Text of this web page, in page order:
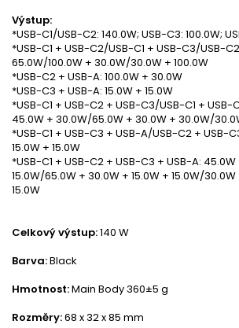
Výstup:
*USB-C1/USB-C2: 140.0W; USB-C3: 100.0W;
*USB-C1 + USB-C2/USB-C1 + USB-C3/USB-
65.0W/100.0W + 30.0W/30.0W + 100.0W
*USB-C2 + USB-A: 100.0W + 30.0W
*USB-C3 + USB-A: 15.0W + 15.0W
*USB-C1 + USB-C2 + USB-C3/USB-C1 + USB-
45.0W + 30.0W/65.0W + 30.0W + 30.0W/
*USB-C1 + USB-C3 + USB-A/USB-C2 + USB-
15.0W + 15.0W
*USB-C1 + USB-C2 + USB-C3 + USB-A:
15.0W/65.0W + 30.0W + 15.0W + 15.0W/
15.0W
Celkový výstup:140 W
Barva:Black
Hmotnost:Main Body 360±5 g
Rozměry:68 x 32 x 85 mm